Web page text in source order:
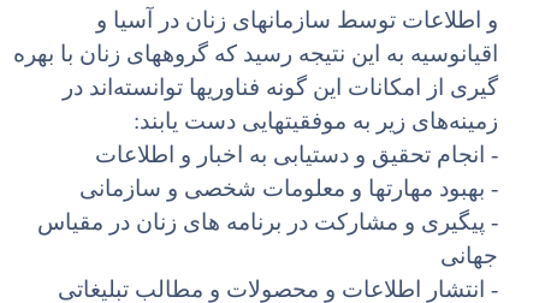
و اطلاعات توسط سازمانهای زنان در آسیا و
اقیانوسیه به این نتیجه رسید که گروههای زنان با بهره
گیری از امکانات این گونه فناوریها توانسته‌اند در
زمینه‌های زیر به موفقیتهایی دست یابند:
- انجام تحقیق و دستیابی به اخبار و اطلاعات
- بهبود مهارتها و معلومات شخصی و سازمانی
- پیگیری و مشارکت در برنامه های زنان در مقیاس
جهانی
- انتشار اطلاعات و محصولات و مطالب تبلیغاتی